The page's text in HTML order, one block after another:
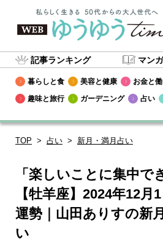
記事ランキング マン
暮らしと食 美容と健康 お金と
趣味と旅行
ガーデニング 占い
TOP 占い 新月・満月占い
「楽しいことに集中で
【牡羊座】2024年12月
運勢｜山田ありすの新
い